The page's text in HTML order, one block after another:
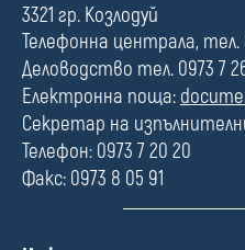
л
е
3321 гр. Козлодуй
Телефонна централа, тел.
Деловодство тел. 0973 7
Електронна поща:
Секретар на
Телефон: 0973 7 20 20
Факс: 0973 8 05 91